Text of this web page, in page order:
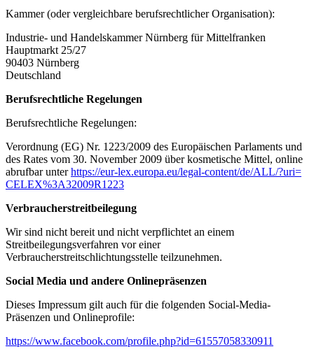
Kammer (oder vergleichbare berufsrechtlicher Organisation):
Industrie- und Handelskammer Nürnberg für Mittelfranken
Hauptmarkt 25/27
90403 Nürnberg
Deutschland
Berufsrechtliche Regelungen
Berufsrechtliche Regelungen:
Verordnung (EG) Nr. 1223/2009 des Europäischen Parlaments und
des Rates vom 30. November 2009 über kosmetische Mittel, online
abrufbar unterhttps://eur-lex.europa.eu/legal-content/­de/ALL/?uri=
CELEX%3A32009R1223
Verbraucherstreitbeilegung
Wir sind nicht bereit und nicht verpflichtet an einem
Streitbeilegungsverfahren vor einer
Verbraucherstreitschlichtungsstelle teilzunehmen.
Social Media und andere Onlinepräsenzen
Dieses Impressum gilt auch für die folgenden Social-Media-
Präsenzen und Onlineprofile:
https://www.facebook.com/profile.php?id=61557058330911